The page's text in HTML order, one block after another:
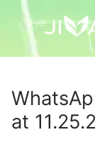
at